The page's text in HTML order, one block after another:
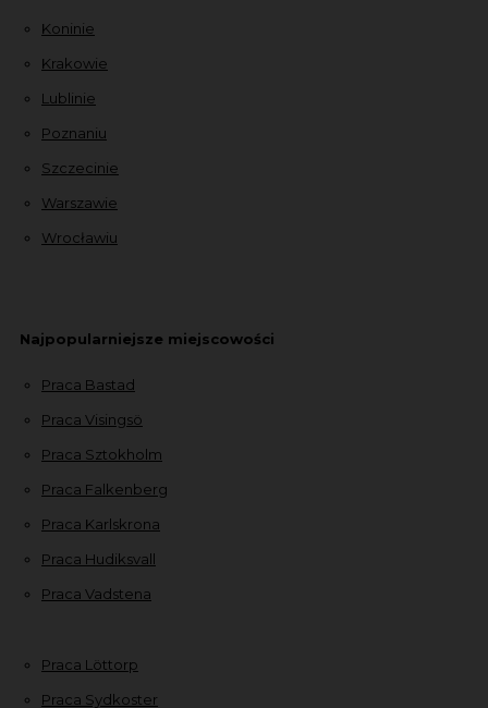
Koninie
Krakowie
Lublinie
Poznaniu
Szczecinie
Warszawie
Wrocławiu
Najpopularniejsze miejscowości
Praca Bastad
Praca Visingsö
Praca Sztokholm
Praca Falkenberg
Praca Karlskrona
Praca Hudiksvall
Praca Vadstena
Praca Löttorp
Praca Sydkoster